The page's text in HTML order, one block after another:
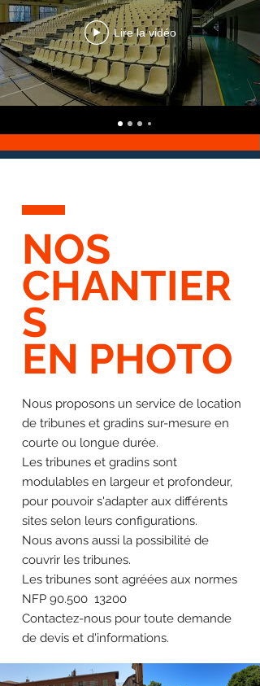
Lire la vidéo
NOS
CHANTIER
S
EN PHOTO
Nous proposons un service de location
de tribunes et gradins sur-mesure en
courte ou longue durée.
Les tribunes et gradins sont
modulables en largeur et profondeur,
pour pouvoir s'adapter aux différents
sites selon leurs configurations.
Nous avons aussi la possibilité de
couvrir les tribunes.
Les tribunes sont agréées aux normes
NFP 90.500 13200
Contactez-nous pour toute demande
de devis et d'informations.